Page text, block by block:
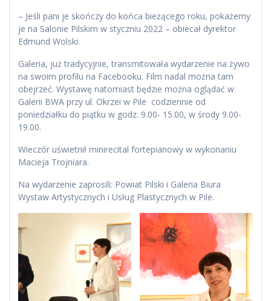
– Jeśli pani je skończy do końca bieżącego roku, pokażemy
je na Salonie Pilskim w styczniu 2022 – obiecał dyrektor
Edmund Wolski.
Galeria, już tradycyjnie, transmitowała wydarzenie na żywo
na swoim profilu na Facebooku. Film nadal można tam
obejrzeć. Wystawę natomiast będzie można oglądać w
Galerii BWA przy ul. Okrzei w Pile codziennie od
poniedziałku do piątku w godz. 9.00- 15.00, w środy 9.00-
19.00.
Wieczór uświetnił minirecital fortepianowy w wykonaniu
Macieja Trojniara.
Na wydarzenie zaprosili: Powiat Pilski i Galeria Biura
Wystaw Artystycznych i Usług Plastycznych w Pile.